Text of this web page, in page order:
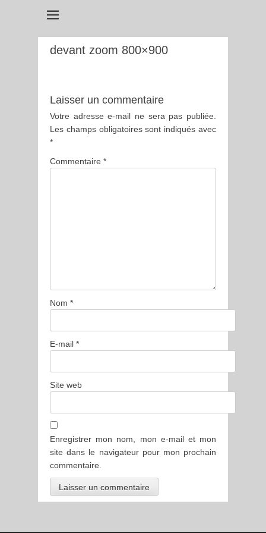
devant zoom 800×900
Laisser un commentaire
Votre adresse e-mail ne sera pas publiée.
Les champs obligatoires sont indiqués avec
*
Commentaire *
Nom *
E-mail *
Site web
Enregistrer mon nom, mon e-mail et mon
site dans le navigateur pour mon prochain
commentaire.